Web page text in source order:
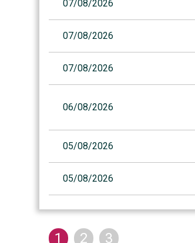
07/08/2026
07/08/2026
07/08/2026
06/08/2026
05/08/2026
05/08/2026
1 2 3